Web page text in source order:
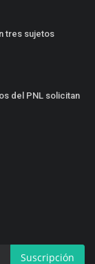
tres sujetos
del PNL solicitan
Suscripción